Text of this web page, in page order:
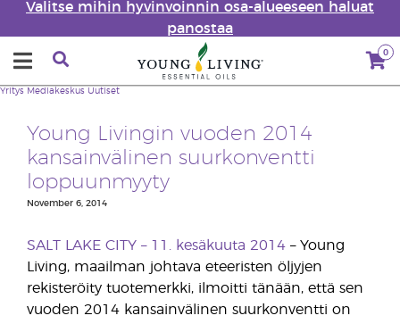
Valitse mihin hyvinvoinnin osa-alueeseen haluat
panostaa
0
Yritys Mediakeskus Uutiset
Young Livingin vuoden 2014
kansainvälinen suurkonventti
loppuunmyyty
November 6, 2014
SALT LAKE CITY – 11. kesäkuuta 2014 – Young
Living, maailman johtava eteeristen öljyjen
rekisteröity tuotemerkki, ilmoitti tänään, että sen
vuoden 2014 kansainvälinen suurkonventti on